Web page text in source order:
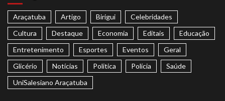
Araçatuba Artigo Birigui
Celebridades
Cultura
Destaque Economia Editais
Educação
Entretenimento
Esportes Eventos
Geral
Glicério
Notícias Politica Polícia
Saúde
UniSalesiano Araçatuba